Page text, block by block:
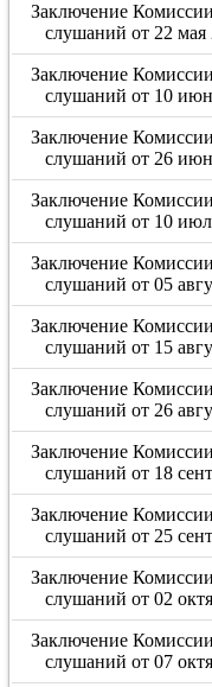
Заключение
слушаний от 22 мая
Заключение
слушаний от 10
Заключение
слушаний от 26
Заключение
слушаний от 10
Заключение
слушаний от 05
Заключение
слушаний от 15
Заключение
слушаний от 26
Заключение
слушаний от 18
Заключение
слушаний от 25
Заключение
слушаний от 02
Заключение
слушаний от 07